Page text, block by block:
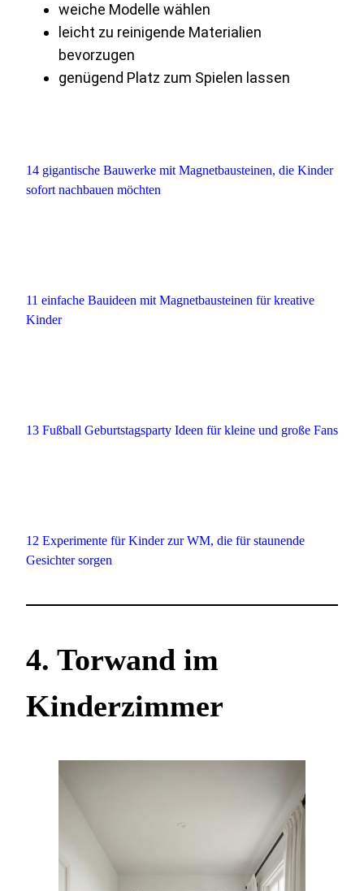
weiche Modelle wählen
leicht zu reinigende Materialien
bevorzugen
genügend Platz zum Spielen lassen
14 gigantische Bauwerke mit Magnetbausteinen, die Kinder
sofort nachbauen möchten
11 einfache Bauideen mit Magnetbausteinen für kreative
Kinder
13 Fußball Geburtstagsparty Ideen für kleine und große Fans
12 Experimente für Kinder zur WM, die für staunende
Gesichter sorgen
4. Torwand im
Kinderzimmer